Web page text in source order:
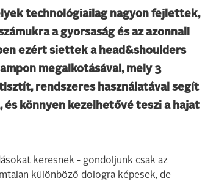
technológiailag nagyon fejlettek,
a gyorsaság és az azonnali
ezért siettek a head&shoulders
megalkotásával, mely 3
rendszeres használatával segít
könnyen kezelhetővé teszi a hajat
keresnek - gondoljunk csak az
különböző dologra képesek, de